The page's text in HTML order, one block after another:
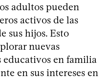
adultos pueden
activos de las
sus hijos. Esto
nuevas
educativos en familia
en sus intereses en